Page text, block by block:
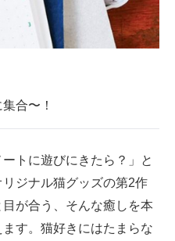
合〜！
トに遊びにきたら？」と
ジナル猫グッズの第2作
が合う、そんな癒しを本
す。猫好きにはたまらな